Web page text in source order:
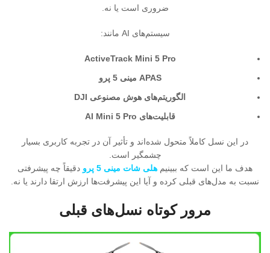
ضروری است یا نه.
سیستم‌های AI مانند:
ActiveTrack Mini 5 Pro
APAS مینی 5 پرو
الگوریتم‌های هوش مصنوعی DJI
قابلیت‌های AI Mini 5 Pro
در این نسل کاملاً متحول شده‌اند و تأثیر آن در تجربه کاربری بسیار
چشمگیر است.
هدف ما این است که ببینیم هلی شات مینی 5 پرو
دقیقاً چه پیشرفتی
نسبت به مدل‌های قبلی کرده و آیا این پیشرفت‌ها ارزش ارتقا دارند یا نه.
مرور کوتاه نسل‌های قبلی